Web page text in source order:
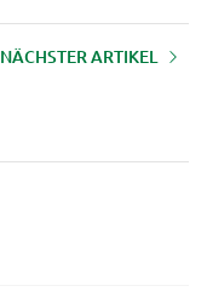
NÄCHSTER ARTIKEL